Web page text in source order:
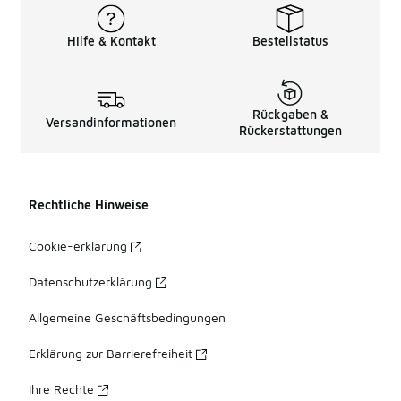
Hilfe & Kontakt Bestellstatus
Versandinformationen
Rückgaben &
Rückerstattungen
Rechtliche Hinweise
Cookie-erklärung
Datenschutzerklärung
Allgemeine Geschäftsbedingungen
Erklärung zur Barrierefreiheit
Ihre Rechte